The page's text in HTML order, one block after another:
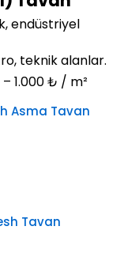
endüstriyel
teknik alanlar.
1.000 ₺ / m²
Asma Tavan
Tavan